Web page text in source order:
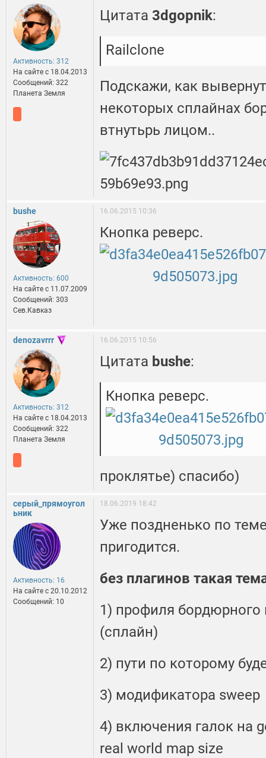
Активность: 312
На сайте c 18.04.2013
Сообщений: 322
Планета Земля
Цитата 3dgopnik:
Railclone
Подскажи, как
некоторых сплайнах
втнутьрь лицом..
bushe
Активность: 600
На сайте c 11.07.2009
Сообщений: 303
Сев.Кавказ
16.06.2015 10:36
Кнопка реверс.
denozavrrr
Активность: 312
На сайте c 18.04.2013
Сообщений: 322
Планета Земля
16.06.2015 10:56
Цитата bushe:
Кнопка реверс.
проклятье) спасибо)
серый_прямоугол
ьник
Активность: 16
На сайте c 20.10.2012
Сообщений: 10
18.06.2019 18:42
Уже поздненько по
пригодится.
без плагинов такая
1) профиля
(сплайн)
2) пути по которому
3) модификатора sweep
4) включения галок на
real world map size